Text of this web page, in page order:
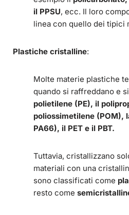
il PPSU, ecc. Il loro
linea con quello dei tipici
Plastiche cristalline:
Molte materie plastiche
quando si raffreddano e
polietilene (PE), il
poliossimetilene (POM),
PA66), il PET e il PBT.
Tuttavia, cristallizzano
materiali con una
sono classificati come
resto come